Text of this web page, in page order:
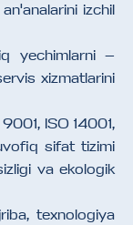
izchil
yechimlarni —
xizmatlarini
ISO 14001,
sifat tizimi
va ekologik
texnologiya